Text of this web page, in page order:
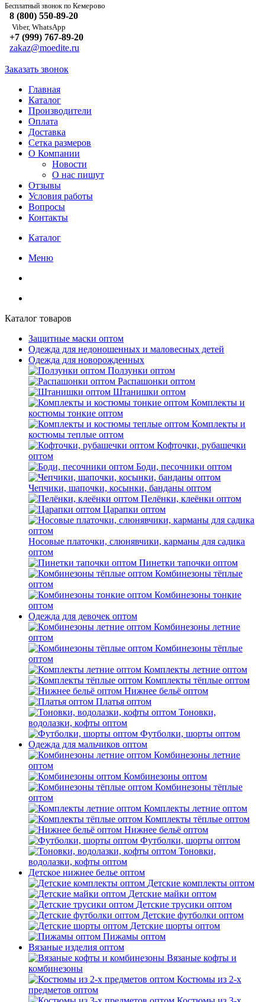
Бесплатный звонок по Кемерово
8 (800) 550-89-20
Viber, WhatsApp
+7 (999) 767-89-20
zakaz@moedite.ru
Заказать звонок
Главная
Каталог
Производители
Оплата
Доставка
Сетка размеров
О Компании
Новости
О нас пишут
Отзывы
Условия работы
Вопросы
Контакты
Каталог
Меню
Каталог товаров
Защитные маски оптом
Одежда для недоношенных и маловесных детей
Одежда для новорожденных
Ползунки оптом
Распашонки оптом
Штанишки оптом
Комплекты и
костюмы тонкие оптом
Комплекты и
костюмы теплые оптом
Кофточки, рубашечки
оптом
Боди, песочники оптом
Чепчики, шапочки, косынки, банданы оптом
Пелёнки, клеёнки оптом
Царапки оптом
Носовые платочки, слюнявчики, карманы для садика
оптом
Пинетки тапочки оптом
Комбинезоны тёплые
оптом
Комбинезоны тонкие
оптом
Одежда для девочек оптом
Комбинезоны летние
оптом
Комбинезоны тёплые
оптом
Комплекты летние оптом
Комплекты тёплые оптом
Нижнее бельё оптом
Платья оптом
Тоновки,
водолазки, кофты оптом
Футболки, шорты оптом
Одежда для мальчиков оптом
Комбинезоны летние
оптом
Комбинезоны оптом
Комбинезоны тёплые
оптом
Комплекты летние оптом
Комплекты тёплые оптом
Нижнее бельё оптом
Футболки, шорты оптом
Тоновки,
водолазки, кофты оптом
Детское нижнее белье оптом
Детские комплекты оптом
Детские майки оптом
Детские трусики оптом
Детские футболки оптом
Детские шорты оптом
Пижамы оптом
Вязаные изделия оптом
Вязаные кофты и
комбинезоны
Костюмы из 2-х
предметов оптом